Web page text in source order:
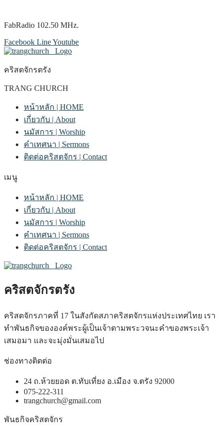
FabRadio 102.50 MHz.
Facebook LineYoutube
คริสตจักรตรัง
TRANG CHURCH
หน้าหลัก | HOME
เกี่ยวกับ | About
นมัสการ | Worship
คำเทศนา | Sermons
ติดต่อคริสตจักร | Contact
เมนู
หน้าหลัก | HOME
เกี่ยวกับ | About
นมัสการ | Worship
คำเทศนา | Sermons
ติดต่อคริสตจักร | Contact
คริสตจักรตรัง
คริสตจักรภาคที่ 17 ในสังกัดสภาคริสตจักรแห่งประเทศไทย เรา
ทำพันธกิจขององค์พระผู้เป็นเจ้าตามพระวจนะคำของพระเจ้า
เสมอมา และจะมุ่งมั่นเสมอไป
ช่องทางติดต่อ
24 ถ.ห้วยยอด ต.ทับเที่ยง อ.เมือง จ.ตรัง 92000
075-222-311
trangchurch@gmail.com
พันธกิจคริสตจักร